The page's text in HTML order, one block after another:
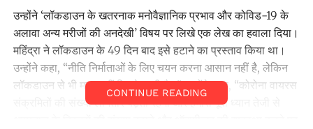
उन्होंने ‘लॉकडाउन के खतरनाक मनोवैज्ञानिक प्रभाव और कोविड-19 के
अलावा अन्य मरीजों की अनदेखी’ विषय पर लिखे एक लेख का हवाला दिया।
महिंद्रा ने लॉकडाउन के 49 दिन बाद इसे हटाने का प्रस्ताव किया था।
उन्होंने कहा, ‘‘नीति निर्माताओं के लिए चयन करना आसान नहीं है, लेकिन
लॉकडाउन से भी मदद नहीं मिलने वाली है।’’ उन्होंने कहा, ‘‘कोरोना वायरस
संक्रमितों की संख्या लागतार बढ़ती रहेगी और हमारा पूरा ध्यान तेजी से
CONTINUE READING